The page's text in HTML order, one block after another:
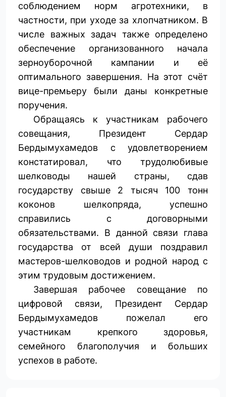
соблюдением норм агротехники, в
частности, при уходе за хлопчатником. В
числе важных задач также определено
обеспечение организованного начала
зерноуборочной кампании и её
оптимального завершения. На этот счёт
вице-премьеру были даны конкретные
поручения.
Обращаясь к участникам рабочего
совещания, Президент Сердар
Бердымухамедов с удовлетворением
констатировал, что трудолюбивые
шелководы нашей страны, сдав
государству свыше 2 тысяч 100 тонн
коконов шелкопряда, успешно
справились с договорными
обязательствами. В данной связи глава
государства от всей души поздравил
мастеров-шелководов и родной народ с
этим трудовым достижением.
Завершая рабочее совещание по
цифровой связи, Президент Сердар
Бердымухамедов пожелал его
участникам крепкого здоровья,
семейного благополучия и больших
успехов в работе.